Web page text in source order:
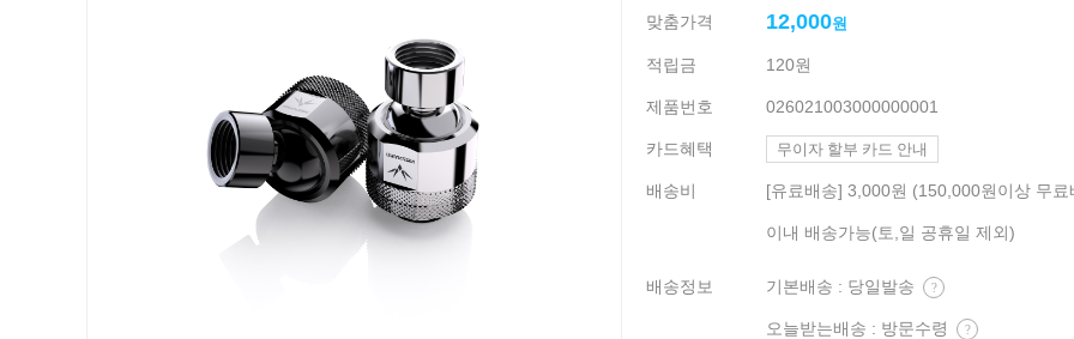
맞춤가격 12,000원
적립금 120원
제품번호 026021003000000001
카드혜택 무이자 할부 카드 안내
배송비 [유료배송] 3,000원 (150,000원이상 무
이내 배송가능(토,일 공휴일 제외)
배송정보 기본배송 : 당일발송 ?
오늘받는배송 : 방문수령 ?